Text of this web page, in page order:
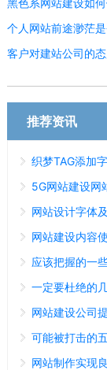
黑色系网站建设如
个人网站前途渺茫
客户对建站公司的
推荐资讯
织梦TAG添加
5G网站建设网
网站设计字体
网站建设内容
应该把握的一
一定要杜绝的
网站建设公司
可能被打击的
网站制作实现